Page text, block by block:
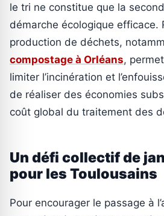
le tri ne constitue que la
démarche écologique efficace.
production de déchets,
compostage à Orléans,
limiter l’incinération et
de réaliser des économies
coût global du traitement des
Un défi collectif de
pour les Toulousains
Pour encourager le passage à